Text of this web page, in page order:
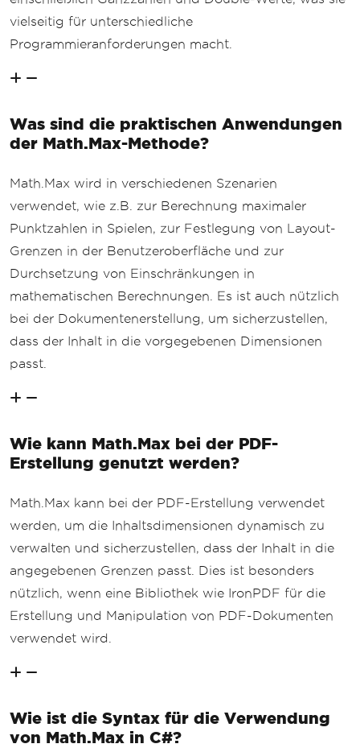
vielseitig für unterschiedliche
Programmieranforderungen macht.
Was sind die praktischen Anwendungen
der Math.Max-Methode?
Math.Max wird in verschiedenen Szenarien
verwendet, wie z.B. zur Berechnung maximaler
Punktzahlen in Spielen, zur Festlegung von Layout-
Grenzen in der Benutzeroberfläche und zur
Durchsetzung von Einschränkungen in
mathematischen Berechnungen. Es ist auch nützlich
bei der Dokumentenerstellung, um sicherzustellen,
dass der Inhalt in die vorgegebenen Dimensionen
passt.
Wie kann Math.Max bei der PDF-
Erstellung genutzt werden?
Math.Max kann bei der PDF-Erstellung verwendet
werden, um die Inhaltsdimensionen dynamisch zu
verwalten und sicherzustellen, dass der Inhalt in die
angegebenen Grenzen passt. Dies ist besonders
nützlich, wenn eine Bibliothek wie IronPDF für die
Erstellung und Manipulation von PDF-Dokumenten
verwendet wird.
Wie ist die Syntax für die Verwendung
von Math.Max in C#?